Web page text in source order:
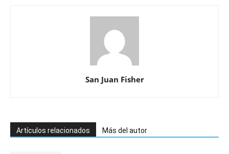
San Juan Fisher
Artículos relacionados Más del autor